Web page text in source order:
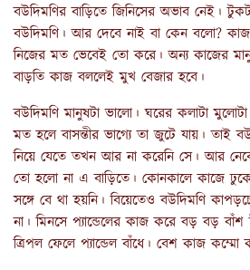
বউদিমণির বাড়িতে জিনিসের অভাব নেই।
বউদিমণি। আর দেবে নাই বা কেন বলো?
নিজের মত ভেবেই তো করে। অন্য কাজের
বাড়তি কাজ বললেই মুখ বেজার হবে।
বউদিমণি মানুষটা ভালো। ঘরের কলাটা
মত হলে বাসন্তীর ভাগ্যে তা জুটে যায়। তাই
নিয়ে যেতে তখন আর না করেনি সে। আর
তো হলো না এ বাড়িতে। কোনকালে কাজে
সঙ্গে বে থা হয়নি। বিয়েতেও বউদিমণি
না। মিনসে প্যান্ডেলের কাজ করে বড় বড়
ত্রিপল ফেলে প্যান্ডেল বাঁধে। বেশ কাজ কম্মো